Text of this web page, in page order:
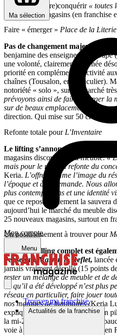
Ma sélection
Mon compte
Menu
Trouver ma franchise
Actualités de la franchise
réseau espère (re)conquérir « toutes
atteindre 60 magasins (en franchise
Faire « émerger » Place de la Literie
Pas de changement majeur, du
benjamine des enseignes du groupe
une volonté, clairement affichée
priorité en complément d’activité
chaînes (Tousalon, en particulier).
notoriété « solo », sur un marché
prévoyons ainsi de faire émerger la
sur de beaux emplacements, en
direction. Qui mise sur 50
Refonte totale pour L’Inventaire
Le lifting s’annonce plus profond
magasins discounters du meuble.«
mais pour le reste la refonte du
Keria. L’offre, comme l’image du
l’époque et à la demande. Nous
plus contemporains et une identité
que ce repositionnement la sauvera
aujourd’hui le marché du meuble
25 nouveaux magasins, surtout en
Un positionnement à trouver pour
Un remodelling complet est
l’enseigne Maison & Reflet, lancée
jamais vraiment décollé (15 points
rester un mélange de meuble et de
tel qu’il a été développé n’est plus
réseau en particulier, faire jouer
nos marques de luminaires (Keria
explique la direction de Keria. Un
la mi-2012, sur le modèle ainsi
voie à un déploiement du réseau en